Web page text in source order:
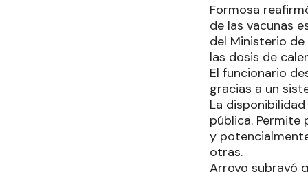
Formosa
de las vacunas
del Ministerio
las dosis de
El funcionario
gracias a un
La
pública. Permite
y
otras.
Arroyo subrayó